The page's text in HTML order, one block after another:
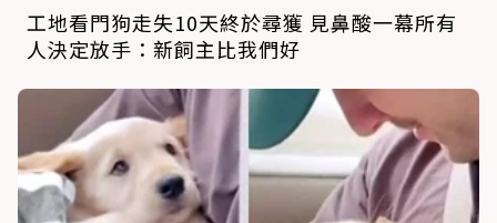
工地看門狗走失10天終於尋獲 見鼻酸一幕所有
人決定放手：新飼主比我們好